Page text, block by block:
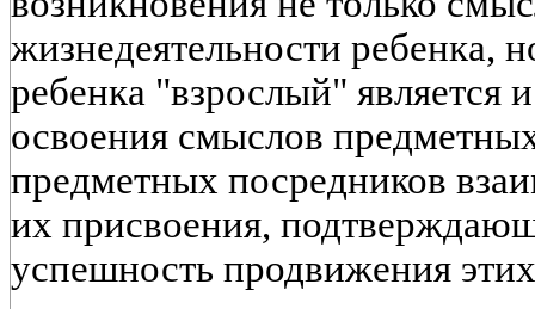
жизнедеятельности ребенка,
ребенка "взрослый" является
освоения смыслов
предметных посредников
их присвоения,
успешность продвижения